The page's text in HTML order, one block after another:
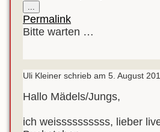
Metabox
ein-/ausblenden.
Permalink
Bitte warten …
Uli Kleiner schrieb am 5. August
Hallo Mädels/Jungs,
ich weissssssssss, lieber